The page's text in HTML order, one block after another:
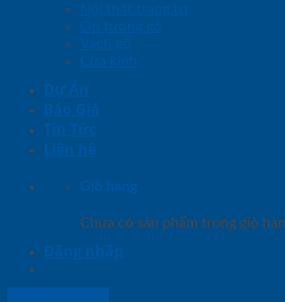
Nội thất trang trí
Ốp tường gỗ
Vách gỗ
Cửa kính
Dự Án
Báo Giá
Tin Tức
Liên hệ
Giỏ hàng
Chưa có sản phẩm trong giỏ
Đăng nhập